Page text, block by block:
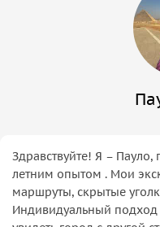
Здравствуйте! Я –
летним опытом . Мои
маршруты, скрытые
Индивидуальный подход